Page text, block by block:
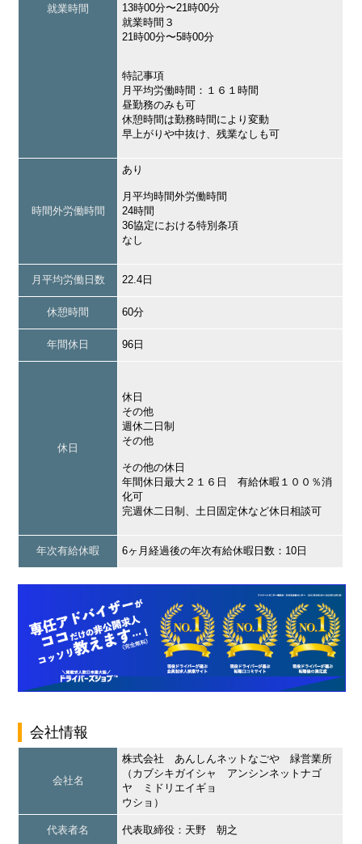
就業時間
13時00分〜21時00分
就業時間３
21時00分〜5時00分
特記事項
月平均労働時間：１６１時間
昼勤務のみも可
休憩時間は勤務時間により変動
早上がりや中抜け、残業なしも可
時間外労働時間
あり
月平均時間外労働時間
24時間
36協定における特別条項
なし
月平均労働日数 22.4日
休憩時間 60分
年間休日 96日
休日
休日
その他
週休二日制
その他
その他の休日
年間休日最大２１６日 有給休暇１００％消
化可
完週休二日制、土日固定休など休日相談可
年次有給休暇 6ヶ月経過後の年次有給休暇日数：10日
会社情報
会社名
株式会社 あんしんネットなごや 緑営業所
（カブシキガイシャ アンシンネットナゴ
ヤ ミドリエイギョ
ウショ）
代表者名 代表取締役：天野 朝之